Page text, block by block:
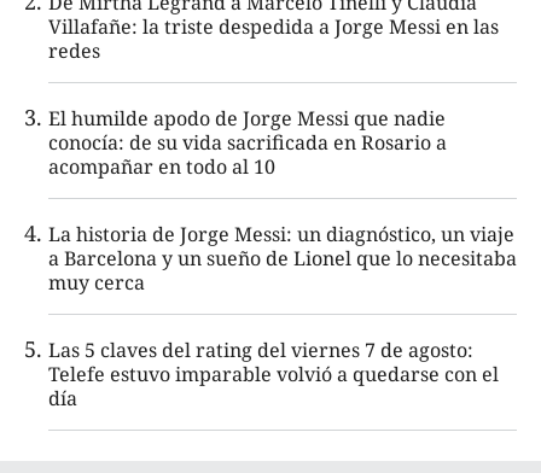
Villafañe: la triste despedida a Jorge Messi en las
redes
El humilde apodo de Jorge Messi que nadie
conocía: de su vida sacrificada en Rosario a
acompañar en todo al 10
La historia de Jorge Messi: un diagnóstico, un viaje
a Barcelona y un sueño de Lionel que lo necesitaba
muy cerca
Las 5 claves del rating del viernes 7 de agosto:
Telefe estuvo imparable volvió a quedarse con el
día